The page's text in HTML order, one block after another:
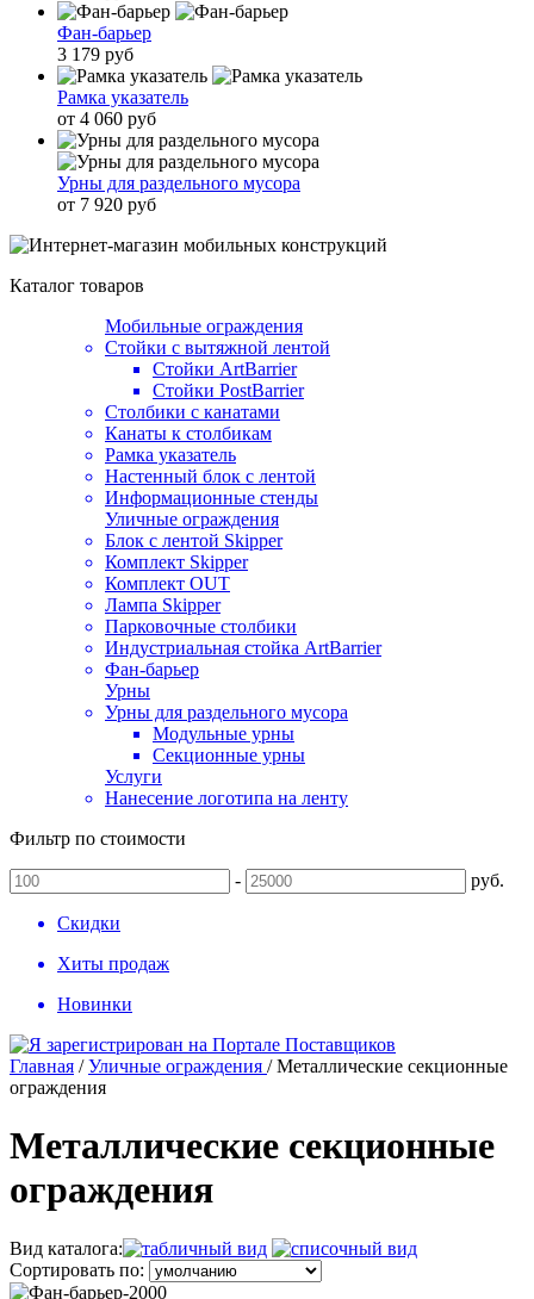
Фан-барьер
3 179 руб
Рамка указатель
от 4 060 руб
Урны для раздельного мусора
от 7 920 руб
Каталог товаров
Мобильные ограждения
Стойки с вытяжной лентой
Стойки ArtBarrier
Стойки PostBarrier
Столбики с канатами
Канаты к столбикам
Рамка указатель
Настенный блок с лентой
Информационные стенды
Уличные ограждения
Блок с лентой Skipper
Комплект Skipper
Комплект OUT
Лампа Skipper
Парковочные столбики
Индустриальная стойка ArtBarrier
Фан-барьер
Урны
Урны для раздельного мусора
Модульные урны
Секционные урны
Услуги
Нанесение логотипа на ленту
Фильтр по стоимости
- руб.
Скидки
Хиты продаж
Новинки
Главная /Уличные ограждения /Металлические секционные
ограждения
Металлические секционные
ограждения
Вид каталога:
Сортировать по: